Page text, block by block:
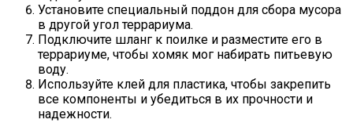
Установите специальный поддон для сбора мусора
в другой угол террариума.
Подключите шланг к поилке и разместите его в
террариуме, чтобы хомяк мог набирать питьевую
воду.
Используйте клей для пластика, чтобы закрепить
все компоненты и убедиться в их прочности и
надежности.